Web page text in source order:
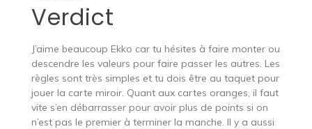
Verdict
J’aime beaucoup Ekko car tu hésites à faire monter ou
descendre les valeurs pour faire passer les autres. Les
règles sont très simples et tu dois être au taquet pour
jouer la carte miroir. Quant aux cartes oranges, il faut
vite s’en débarrasser pour avoir plus de points si on
n’est pas le premier à terminer la manche. Il y a aussi